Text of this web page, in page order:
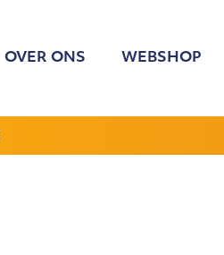
OVER ONS WEBSHOP